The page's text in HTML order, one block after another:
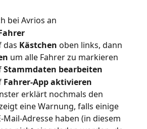
bei Avrios an
das Kästchen oben links, dann
um alle Fahrer zu markieren
Stammdaten bearbeiten
Fahrer-App aktivieren
erklärt nochmals den
eine Warnung, falls einige
Mail-Adresse haben (in diesem